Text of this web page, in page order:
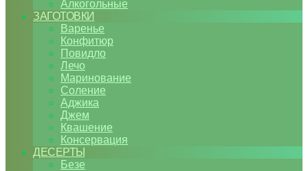
Алкогольные
ЗАГОТОВКИ
Варенье
Конфитюр
Повидло
Лечо
Маринование
Соление
Аджика
Джем
Квашение
Консервация
ДЕСЕРТЫ
Безе